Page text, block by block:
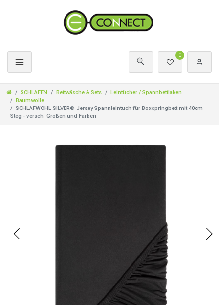
0
SCHLAFEN Bettwäsche & Sets
Leintücher / Spannbettlaken
Baumwolle
SCHLAFWOHL SILVER® Jersey Spannleintuch für Boxspringbett mit 40cm
Steg - versch. Größen und Farben